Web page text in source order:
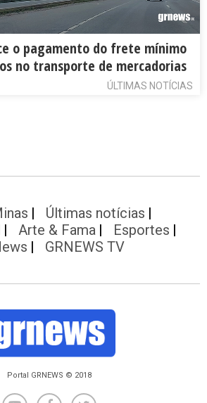
o pagamento do frete mínimo
no transporte de mercadorias
ÚLTIMAS NOTÍCIAS
Últimas notícias
Arte & Fama
Esportes
GRNEWS TV
Portal GRNEWS © 2018